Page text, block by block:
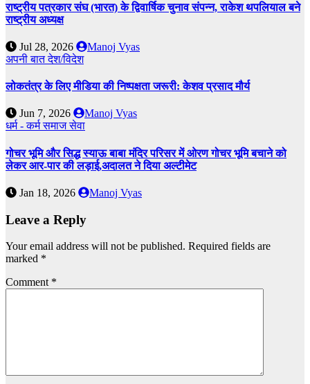
राष्ट्रीय पत्रकार संघ (भारत) के द्विवार्षिक चुनाव संपन्न, राकेश थपलियाल बने
राष्ट्रीय अध्यक्ष
Jul 28, 2026
Manoj Vyas
अपनी बातदेश/विदेश
लोकतंत्र के लिए मीडिया की निष्पक्षता जरूरी: केशव प्रसाद मौर्य
Jun 7, 2026
Manoj Vyas
धर्म - कर्मसमाज सेवा
गोचर भूमि और सिद्ध स्याऊ बाबा मंदिर परिसर में ओरण गोचर भूमि बचाने को
लेकर आर-पार की लड़ाई,अदालत ने दिया अल्टीमेट
Jan 18, 2026 Manoj Vyas
Leave a Reply
Your email address will not be published. Required fields are
marked *
Comment *